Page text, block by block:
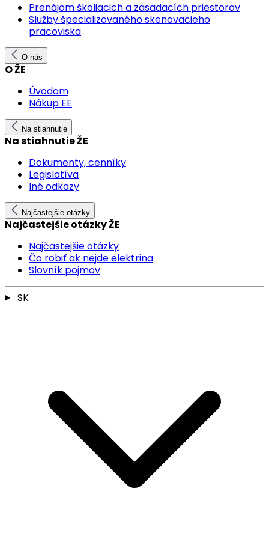
Prenájom školiacich a zasadacích priestorov
Služby špecializovaného skenovacieho
pracoviska
O nás
O ŽE
Úvodom
Nákup EE
Na stiahnutie
Na stiahnutie ŽE
Dokumenty, cenníky
Legislatíva
Iné odkazy
Najčastejšie otázky
Najčastejšie otázky ŽE
Najčastejšie otázky
Čo robiť ak nejde elektrina
Slovník pojmov
SK